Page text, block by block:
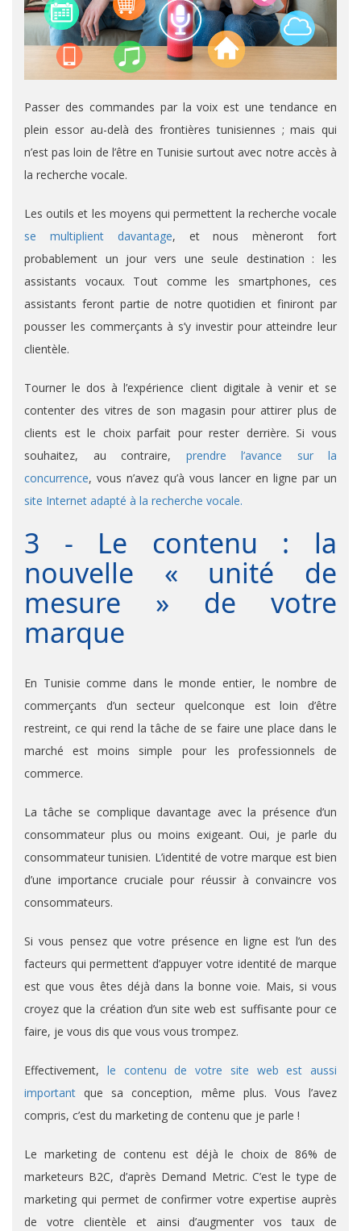
Passer des commandes par la voix est une tendance en
plein essor au-delà des frontières tunisiennes ; mais qui
n’est pas loin de l’être en Tunisie surtout avec notre accès à
la recherche vocale.
Les outils et les moyens qui permettent la recherche vocale
se multiplient davantage, et nous mèneront fort
probablement un jour vers une seule destination : les
assistants vocaux. Tout comme les smartphones, ces
assistants feront partie de notre quotidien et finiront par
pousser les commerçants à s’y investir pour atteindre leur
clientèle.
Tourner le dos à l’expérience client digitale à venir et se
contenter des vitres de son magasin pour attirer plus de
clients est le choix parfait pour rester derrière. Si vous
souhaitez, au contraire, prendre l’avance sur la
concurrence, vous n’avez qu’à vous lancer en ligne par un
site Internet adapté à la recherche vocale.
3 - Le contenu : la
nouvelle « unité de
mesure » de votre
marque
En Tunisie comme dans le monde entier, le nombre de
commerçants d’un secteur quelconque est loin d’être
restreint, ce qui rend la tâche de se faire une place dans le
marché est moins simple pour les professionnels de
commerce.
La tâche se complique davantage avec la présence d’un
consommateur plus ou moins exigeant. Oui, je parle du
consommateur tunisien. L’identité de votre marque est bien
d’une importance cruciale pour réussir à convaincre vos
consommateurs.
Si vous pensez que votre présence en ligne est l’un des
facteurs qui permettent d’appuyer votre identité de marque
est que vous êtes déjà dans la bonne voie. Mais, si vous
croyez que la création d’un site web est suffisante pour ce
faire, je vous dis que vous vous trompez.
Effectivement, le contenu de votre site web est aussi
important que sa conception, même plus. Vous l’avez
compris, c’est du marketing de contenu que je parle !
Le marketing de contenu est déjà le choix de 86% de
marketeurs B2C, d’après Demand Metric. C’est le type de
marketing qui permet de confirmer votre expertise auprès
de votre clientèle et ainsi d’augmenter vos taux de